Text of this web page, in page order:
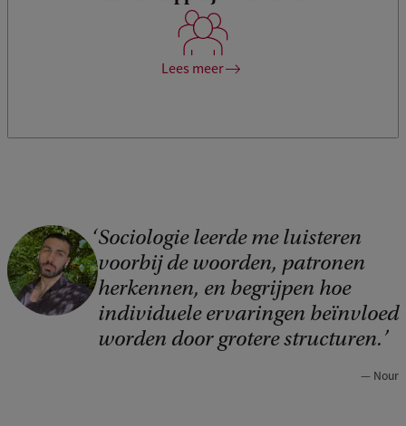
t
Lees meer
Pas sociologische inzichten toe op discussies om actuele
maatschappelijke kwesties aan te pakken en positieve
verandering te bevorderen.
C
o
p
Sociologie leerde me luisteren
voorbij de woorden, patronen
herkennen, en begrijpen hoe
individuele ervaringen beïnvloed
worden door grotere structuren.
Nour